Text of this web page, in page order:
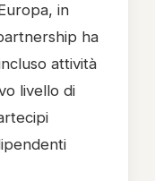
in
ha
attività
livello di